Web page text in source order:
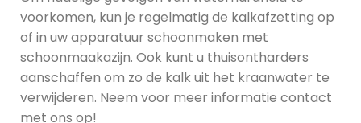
voorkomen, kun je regelmatig de kalkafzetting op
of in uw apparatuur schoonmaken met
schoonmaakazijn. Ook kunt u thuisontharders
aanschaffen om zo de kalk uit het kraanwater te
verwijderen. Neem voor meer informatie contact
met ons op!